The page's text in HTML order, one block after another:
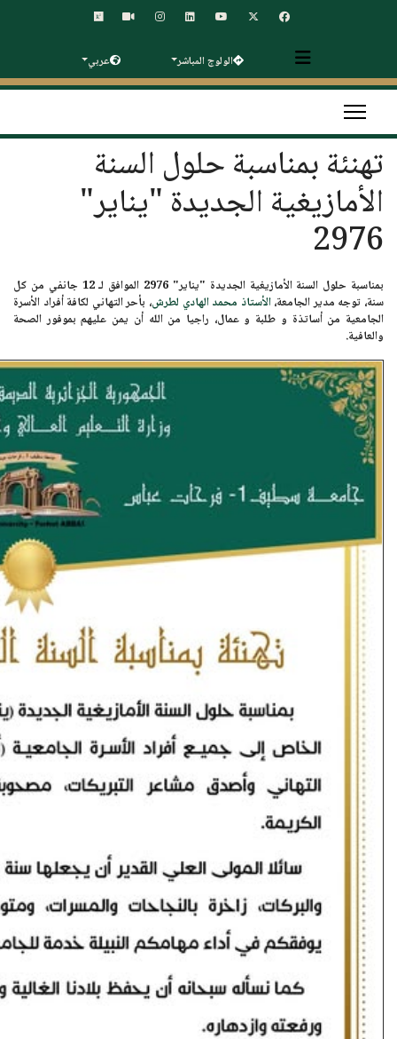
الولوج المباشر عربي
تهنئة بمناسبة حلول السنة
الأمازيغية الجديدة "يناير"
2976
بمناسبة حلول السنة الأمازيغية الجديدة "يناير" 2976 الموافق لـ 12 جانفي
من كل
سنة، توجه مدير الجامعة،الأستاذ محمد الهادي لطرش، بأحر التهاني لكافة أفراد الأسرة
الجامعية من أساتذة و طلبة و عمال، راجيا من الله أن يمن عليهم بموفور الصحة
والعافية.